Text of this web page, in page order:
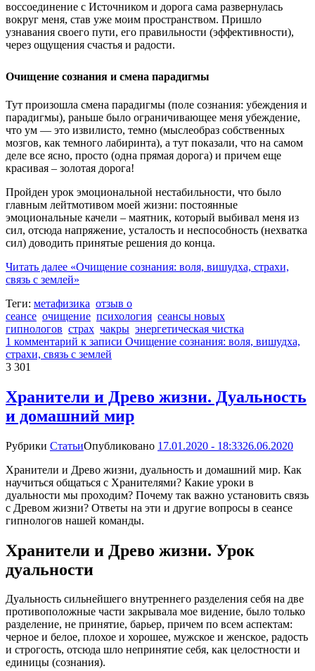
воссоединение с Источником и дорога сама развернулась
вокруг меня, став уже моим пространством. Пришло
узнавания своего пути, его правильности (эффективности),
через ощущения счастья и радости.
Очищение сознания и смена парадигмы
Тут произошла смена парадигмы (поле сознания: убеждения и
парадигмы), раньше было ограничивающее меня убеждение,
что ум — это извилисто, темно (мыслеобраз собственных
мозгов, как темного лабиринта), а тут показали, что на самом
деле все ясно, просто (одна прямая дорога) и причем еще
красивая – золотая дорога!
Пройден урок эмоциональной нестабильности, что было
главным лейтмотивом моей жизни: постоянные
эмоциональные качели – маятник, который выбивал меня из
сил, отсюда напряжение, усталость и неспособность (нехватка
сил) доводить принятые решения до конца.
Читать далее «Очищение сознания: воля, вишудха, страхи,
связь с землей»
Теги: метафизика отзыв о
сеансе очищение психология сеансы новых
гипнологов страх чакры энергетическая чистка
1 комментарий к записи Очищение сознания: воля, вишудха,
страхи, связь с землей
3 301
Хранители и Древо жизни. Дуальность
и домашний мир
Рубрики СтатьиОпубликовано 17.01.2020 - 18:3326.06.2020
Хранители и Древо жизни, дуальность и домашний мир. Как
научиться общаться с Хранителями? Какие уроки в
дуальности мы проходим? Почему так важно установить связь
с Древом жизни? Ответы на эти и другие вопросы в сеансе
гипнологов нашей команды.
Хранители и Древо жизни. Урок
дуальности
Дуальность сильнейшего внутреннего разделения себя на две
противоположные части закрывала мое видение, было только
разделение, не принятие, барьер, причем по всем аспектам:
черное и белое, плохое и хорошее, мужское и женское, радость
и строгость, отсюда шло непринятие себя, как целостности и
единицы (сознания).